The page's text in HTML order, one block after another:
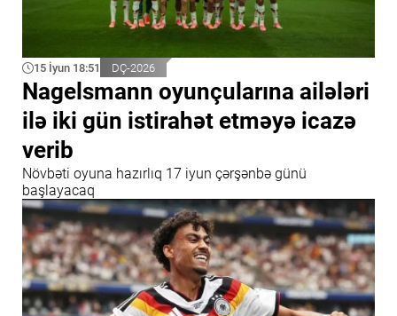
15 İyun 18:51 DÇ-2026
Nagelsmann oyunçularına ailələri
ilə iki gün istirahət etməyə icazə
verib
Növbəti oyuna hazırlıq 17 iyun çərşənbə günü
başlayacaq